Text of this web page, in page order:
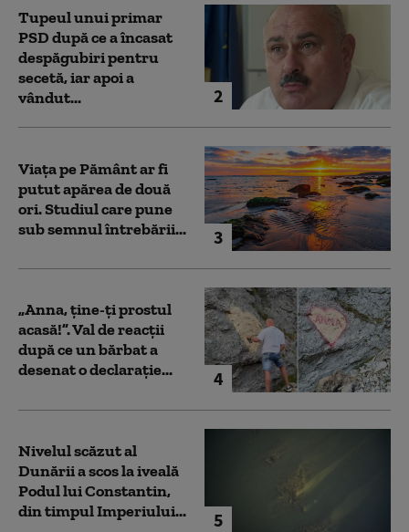
2
Tupeul unui primar
PSD după ce a încasat
despăgubiri pentru
secetă, iar apoi a
vândut...
3
Viața pe Pământ ar fi
putut apărea de două
ori. Studiul care pune
sub semnul întrebării...
4
„Anna, ţine-ţi prostul
acasă!”. Val de reacții
după ce un bărbat a
desenat o declarație...
5
Nivelul scăzut al
Dunării a scos la iveală
Podul lui Constantin,
din timpul Imperiului...